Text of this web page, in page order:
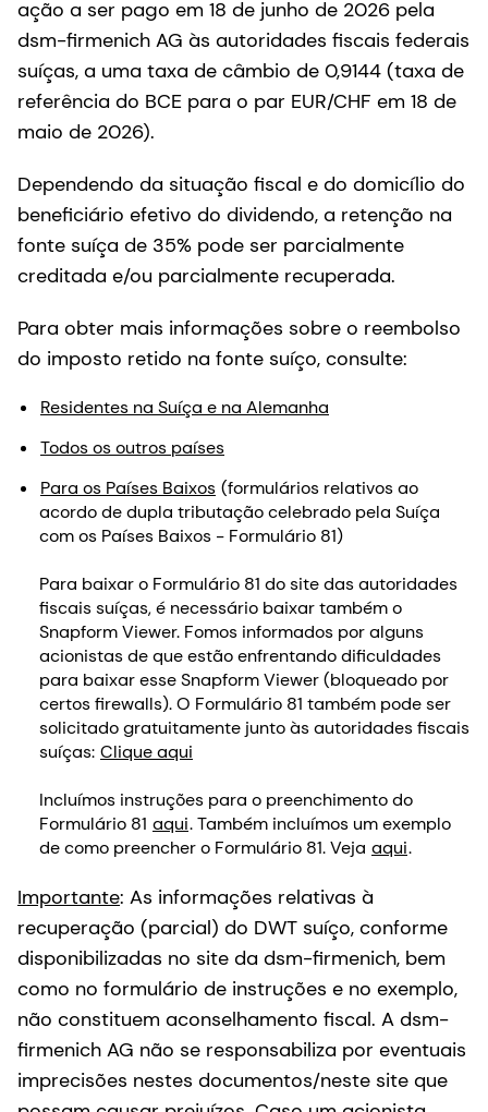
ação a ser pago em 18 de junho de 2026 pela
dsm-firmenich AG às autoridades fiscais federais
suíças, a uma taxa de câmbio de 0,9144 (taxa de
referência do BCE para o par EUR/CHF em 18 de
maio de 2026).
Dependendo da situação fiscal e do domicílio do
beneficiário efetivo do dividendo, a retenção na
fonte suíça de 35% pode ser parcialmente
creditada e/ou parcialmente recuperada.
Para obter mais informações sobre o reembolso
do imposto retido na fonte suíço, consulte:
Residentes na Suíça e na Alemanha
Todos os outros países
Para os Países Baixos (formulários relativos ao
acordo de dupla tributação celebrado pela Suíça
com os Países Baixos - Formulário 81)
Para baixar o Formulário 81 do site das autoridades
fiscais suíças, é necessário baixar também o
Snapform Viewer. Fomos informados por alguns
acionistas de que estão enfrentando dificuldades
para baixar esse Snapform Viewer (bloqueado por
certos firewalls). O Formulário 81 também pode ser
solicitado gratuitamente junto às autoridades fiscais
suíças: Clique aqui
Incluímos instruções para o preenchimento do
Formulário 81 aqui. Também incluímos um exemplo
de como preencher o Formulário 81. Veja aqui.
Importante: As informações relativas à
recuperação (parcial) do DWT suíço, conforme
disponibilizadas no site da dsm-firmenich, bem
como no formulário de instruções e no exemplo,
não constituem aconselhamento fiscal. A dsm-
firmenich AG não se responsabiliza por eventuais
imprecisões nestes documentos/neste site que